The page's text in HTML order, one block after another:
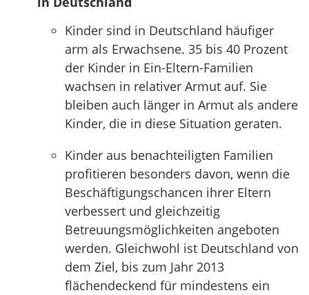
Kinder sind in Deutschland häufiger
arm als Erwachsene. 35 bis 40 Prozent
der Kinder in Ein-Eltern-Familien
wachsen in relativer Armut auf. Sie
bleiben auch länger in Armut als andere
Kinder, die in diese Situation geraten.
Kinder aus benachteiligten Familien
profitieren besonders davon, wenn die
Beschäftigungschancen ihrer Eltern
verbessert und gleichzeitig
Betreuungsmöglichkeiten angeboten
werden. Gleichwohl ist Deutschland von
dem Ziel, bis zum Jahr 2013
flächendeckend für mindestens ein